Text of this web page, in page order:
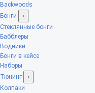
Backwoods
Бонги
›
Стеклянные бонги
Бабблеры
Водники
Бонги в кейсе
Наборы
Тюнинг
›
Колпаки